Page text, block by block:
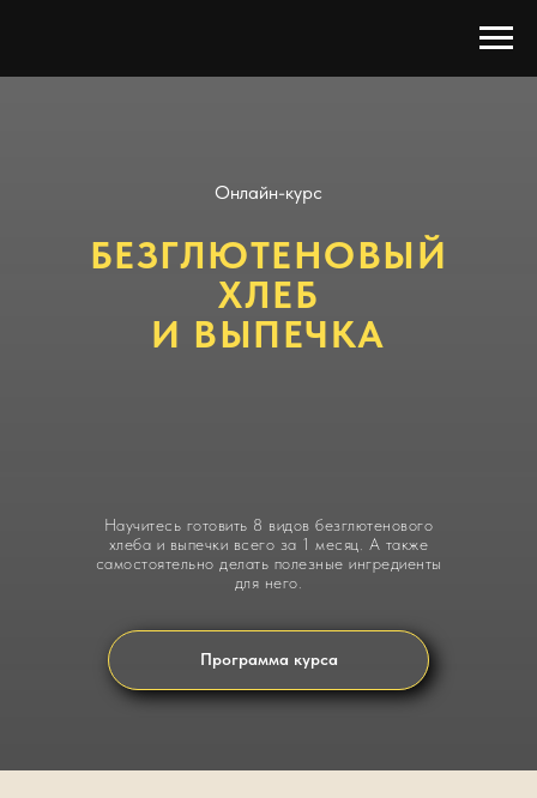
БЕЗГЛЮТЕНОВЫЙ
ХЛЕБ
И ВЫПЕЧКА
Научитесь готовить 8 видов безглютенового
хлеба и выпечки всего за 1 месяц. А также
самостоятельно делать полезные ингредиенты
для него.
Программа курса
Онлайн-курс